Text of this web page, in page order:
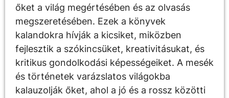
őket a világ megértésében és az olvasás
megszeretésében. Ezek a könyvek
kalandokra hívják a kicsiket, miközben
fejlesztik a szókincsüket, kreativitásukat, és
kritikus gondolkodási képességeiket. A mesék
és történetek varázslatos világokba
kalauzolják őket, ahol a jó és a rossz közötti